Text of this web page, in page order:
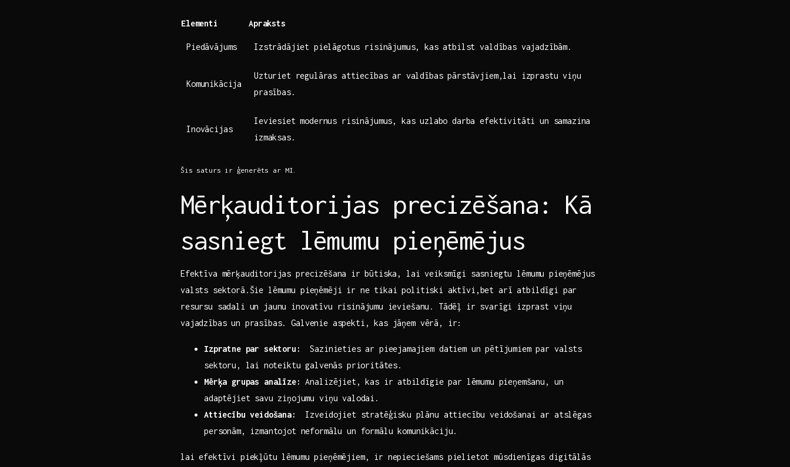
Elementi Apraksts
Piedāvājums Izstrādājiet pielāgotus risinājumus, kas atbilst valdības vajadzībām.
Komunikācija
Uzturiet regulāras attiecības ‌ar valdības ​pārstāvjiem,lai izprastu viņu
prasības.
Inovācijas
Ieviesiet modernus risinājumus, kas‍ uzlabo darba efektivitāti un samazina
izmaksas.
Šis saturs ir⁣ ģenerēts ar MI.
Mērķauditorijas precizēšana: Kā
sasniegt‌ lēmumu pieņēmējus
Efektīva mērķauditorijas precizēšana ⁣ir būtiska, lai veiksmīgi ​sasniegtu lēmumu⁤ pieņēmējus
valsts sektorā.Šie‍ lēmumu pieņēmēji ir ne tikai politiski aktīvi,bet‌ arī atbildīgi par
resursu sadali un jaunu inovatīvu risinājumu ⁣ieviešanu. Tādēļ ir svarīgi⁤ izprast viņu⁤
vajadzības un prasības. ‌Galvenie aspekti, kas jāņem vērā, ir:
Izpratne par ‍sektoru:
‍ Sazinieties ar pieejamajiem datiem ‌un pētījumiem par valsts
sektoru, lai ⁢noteiktu galvenās prioritātes.
Mērķa grupas analīze: Analizējiet, kas ir⁤ atbildīgie par‌ lēmumu pieņemšanu, un
adaptējiet savu ziņojumu viņu valodai.
Attiecību veidošana:
‍ Izveidojiet stratēģisku plānu ‌attiecību veidošanai​ ar atslēgas
personām, izmantojot neformālu un formālu komunikāciju.
lai ​efektīvi piekļūtu lēmumu pieņēmējiem, ir nepieciešams pielietot mūsdienīgas digitālās